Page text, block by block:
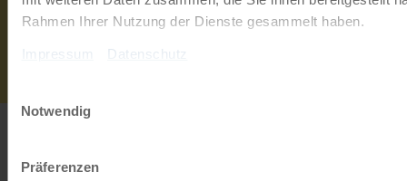
Rahmen Ihrer Nutzung der Dienste gesammelt haben.
Impressum Datenschutz
Notwendig
Präferenzen
Gastronomie
Frühstücksbuffet. Bei Halbpension 3-Gang-Wahlmenü